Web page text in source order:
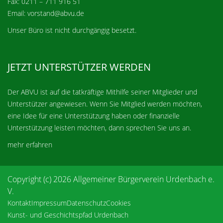
Email: vorstand@abvu.de
Unser Büro ist nicht durchgängig besetzt.
JETZT UNTERSTÜTZER WERDEN
Der ABVU ist auf die tatkräftige Mithilfe seiner Mitglieder und
Unterstützer angewiesen. Wenn Sie Mitglied werden möchten,
eine Idee für eine Unterstützung haben oder finanzielle
Unterstützung leisten möchten, dann sprechen Sie uns an.
mehr erfahren
Copyright (c) 2026 Allgemeiner Bürgerverein Urdenbach e.
V.
KontaktImpressumDatenschutzCookies
Kunst- und Geschichtspfad Urdenbach